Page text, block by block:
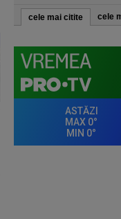
cele mai citite cele